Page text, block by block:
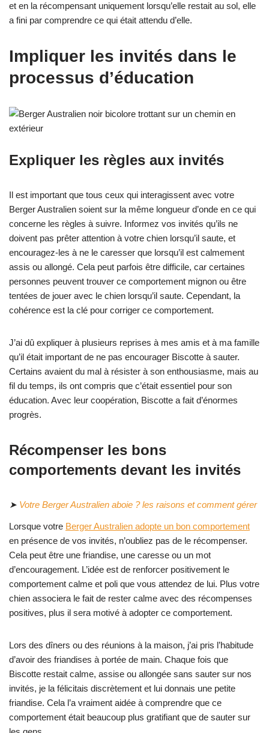
et en la récompensant uniquement lorsqu’elle restait au sol, elle
a fini par comprendre ce qui était attendu d’elle.
Impliquer les invités dans le
processus d’éducation
Expliquer les règles aux invités
Il est important que tous ceux qui interagissent avec votre
Berger Australien soient sur la même longueur d’onde en ce qui
concerne les règles à suivre. Informez vos invités qu’ils ne
doivent pas prêter attention à votre chien lorsqu’il saute, et
encouragez-les à ne le caresser que lorsqu’il est calmement
assis ou allongé. Cela peut parfois être difficile, car certaines
personnes peuvent trouver ce comportement mignon ou être
tentées de jouer avec le chien lorsqu’il saute. Cependant, la
cohérence est la clé pour corriger ce comportement.
J’ai dû expliquer à plusieurs reprises à mes amis et à ma famille
qu’il était important de ne pas encourager Biscotte à sauter.
Certains avaient du mal à résister à son enthousiasme, mais au
fil du temps, ils ont compris que c’était essentiel pour son
éducation. Avec leur coopération, Biscotte a fait d’énormes
progrès.
Récompenser les bons
comportements devant les invités
➤ Votre Berger Australien aboie ? les raisons et comment gérer
Lorsque votre Berger Australien adopte un bon comportement
en présence de vos invités, n’oubliez pas de le récompenser.
Cela peut être une friandise, une caresse ou un mot
d’encouragement. L’idée est de renforcer positivement le
comportement calme et poli que vous attendez de lui. Plus votre
chien associera le fait de rester calme avec des récompenses
positives, plus il sera motivé à adopter ce comportement.
Lors des dîners ou des réunions à la maison, j’ai pris l’habitude
d’avoir des friandises à portée de main. Chaque fois que
Biscotte restait calme, assise ou allongée sans sauter sur nos
invités, je la félicitais discrètement et lui donnais une petite
friandise. Cela l’a vraiment aidée à comprendre que ce
comportement était beaucoup plus gratifiant que de sauter sur